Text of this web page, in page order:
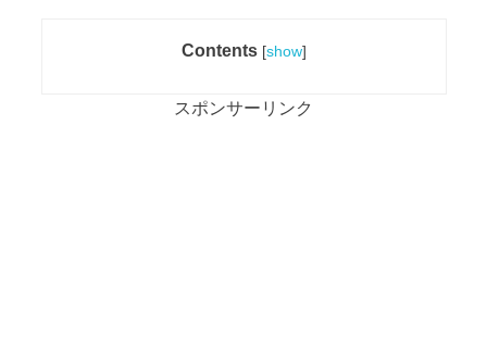
Contents [show]
スポンサーリンク